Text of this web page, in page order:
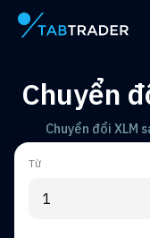
Trang chính
Chuyển
Chuyển đổi XLM
Từ